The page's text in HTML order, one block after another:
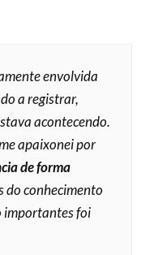
envolvida
a registrar,
acontecendo.
apaixonei por
de forma
do conhecimento
importantes foi